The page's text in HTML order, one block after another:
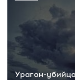
Ураган-